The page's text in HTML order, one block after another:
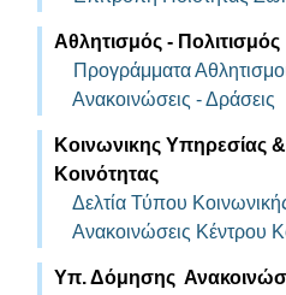
Αθλητισμός - Πολιτισμός
Προγράμματα
Ανακοινώσεις - Δράσεις
Κοινωνικης Υπηρεσίας
Κοινότητας
Δελτία Τύπου
Ανακοινώσεις Κέντρου
Υπ. Δόμησης